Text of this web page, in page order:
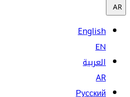
AR
English
EN
العربية
AR
Русский